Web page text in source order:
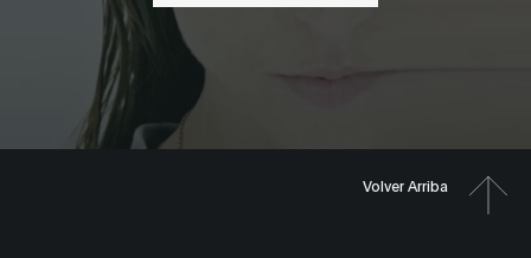
Volver Arriba